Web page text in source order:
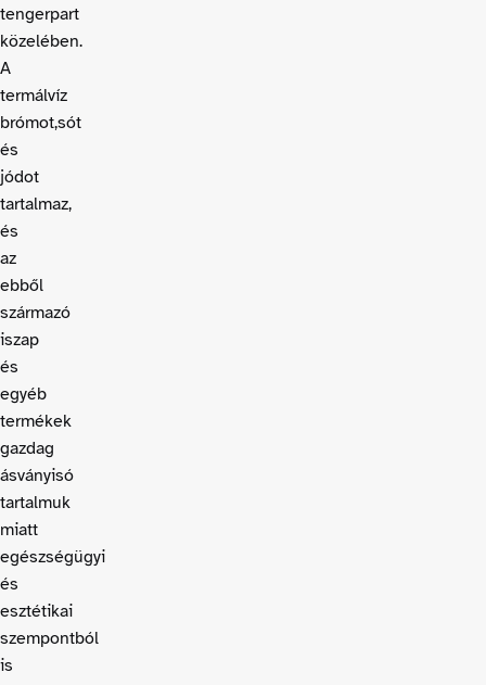
tengerpart
közelében.
A
termálvíz
brómot,sót
és
jódot
tartalmaz,
és
az
ebből
származó
iszap
és
egyéb
termékek
gazdag
ásványisó
tartalmuk
miatt
egészségügyi
és
esztétikai
szempontból
is